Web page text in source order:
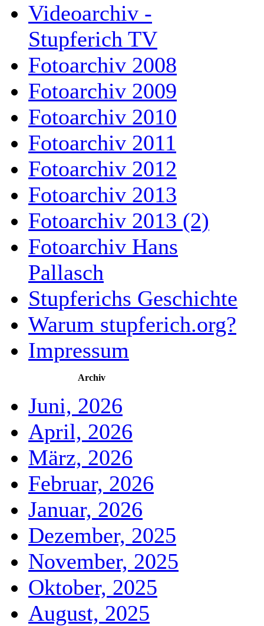
Videoarchiv -
Stupferich TV
Fotoarchiv 2008
Fotoarchiv 2009
Fotoarchiv 2010
Fotoarchiv 2011
Fotoarchiv 2012
Fotoarchiv 2013
Fotoarchiv 2013 (2)
Fotoarchiv Hans
Pallasch
Stupferichs Geschichte
Warum stupferich.org?
Impressum
Archiv
Juni, 2026
April, 2026
März, 2026
Februar, 2026
Januar, 2026
Dezember, 2025
November, 2025
Oktober, 2025
August, 2025